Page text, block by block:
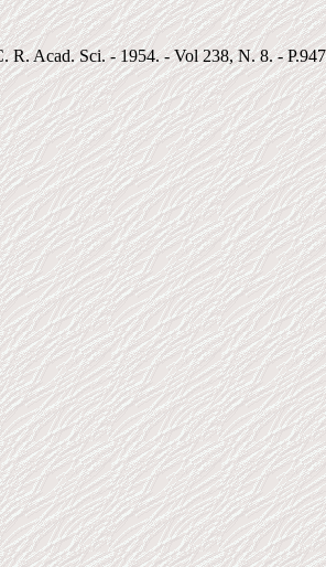
R. Acad. Sci. - 1954. - Vol 238, N. 8. -